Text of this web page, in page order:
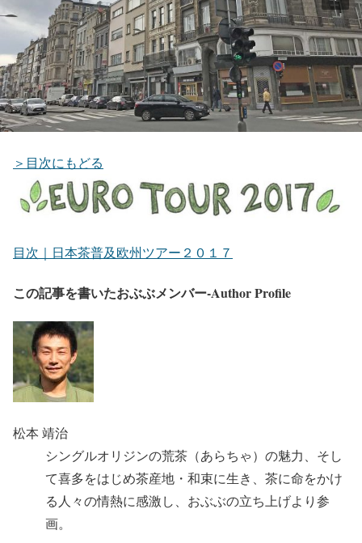
＞目次にもどる
目次｜日本茶普及欧州ツアー２０１７
この記事を書いたおぶぶメンバー-Author Profile
松本 靖治
シングルオリジンの荒茶（あらちゃ）の魅力、そし
て喜多をはじめ茶産地・和束に生き、茶に命をかけ
る人々の情熱に感激し、おぶぶの立ち上げより参
画。